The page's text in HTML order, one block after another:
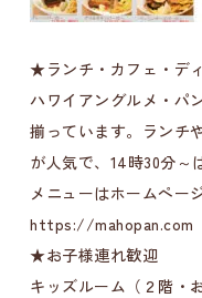
★ランチ・カフェ・デ
ハワイアングルメ・パ
揃っています。ランチ
が人気で、14時30分～
メニューはホームペー
https://mahopan.com
★お子様連れ歓迎
キッズルーム（２階・